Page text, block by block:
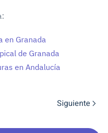
en Granada
de Granada
en Andalucía
Siguiente